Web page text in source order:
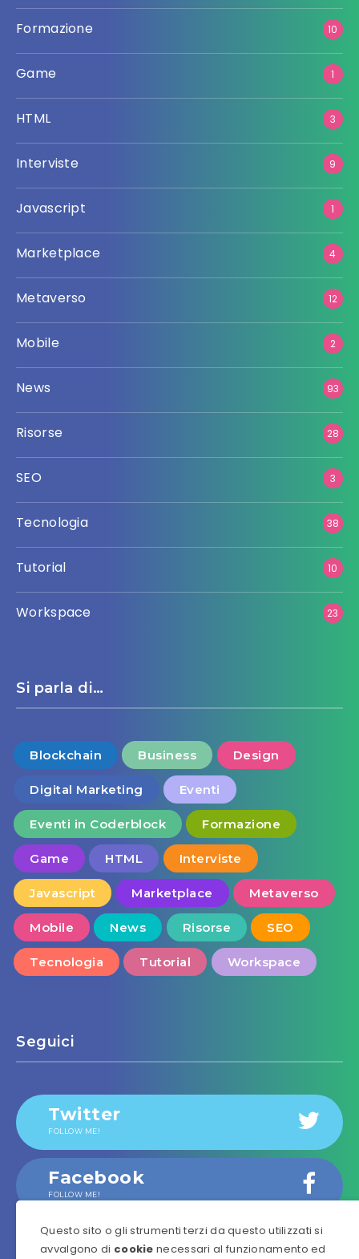
Formazione 10
Game 1
HTML 3
Interviste 9
Javascript 1
Marketplace 4
Metaverso 12
Mobile 2
News 93
Risorse 28
SEO 3
Tecnologia 38
Tutorial 10
Workspace 23
Si parla di…
Blockchain Business Design
Digital Marketing Eventi
Eventi in Coderblock Formazione
Game HTML Interviste
Javascript Marketplace Metaverso
Mobile News Risorse SEO
Tecnologia Tutorial Workspace
Seguici
Twitter
FOLLOW ME!
Facebook
FOLLOW ME!
Instagram
Questo sito o gli strumenti terzi da questo utilizzati si
avvalgono di cookie necessari al funzionamento ed